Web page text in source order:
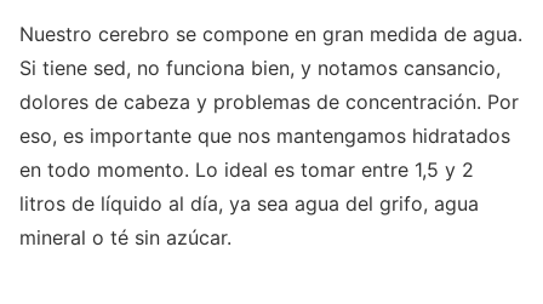
Nuestro cerebro se compone en gran medida de agua.
Si tiene sed, no funciona bien, y notamos cansancio,
dolores de cabeza y problemas de concentración. Por
eso, es importante que nos mantengamos hidratados
en todo momento. Lo ideal es tomar entre 1,5 y 2
litros de líquido al día, ya sea agua del grifo, agua
mineral o té sin azúcar.